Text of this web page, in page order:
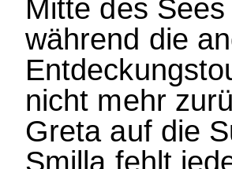
Mitte des
während die
nicht mehr
Greta auf die
Smilla fehlt